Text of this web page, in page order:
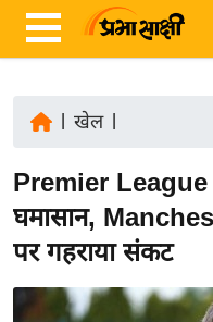
ज़ा
ख
र
रा
खेल|
Premier
घमासान,
पर गहराया संकट